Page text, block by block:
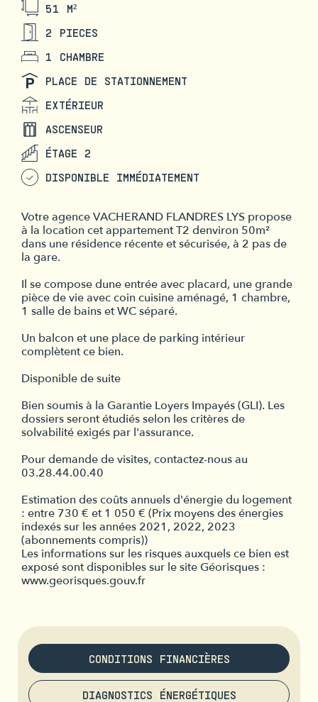
51 M²
2 PIECES
1 CHAMBRE
PLACE DE STATIONNEMENT
EXTÉRIEUR
ASCENSEUR
ÉTAGE 2
DISPONIBLE IMMÉDIATEMENT
Votre agence VACHERAND FLANDRES LYS propose
à la location cet appartement T2 denviron 50m²
dans une résidence récente et sécurisée, à 2 pas de
la gare.
Il se compose dune entrée avec placard, une grande
pièce de vie avec coin cuisine aménagé, 1 chambre,
1 salle de bains et WC séparé.
Un balcon et une place de parking intérieur
complètent ce bien.
Disponible de suite
Bien soumis à la Garantie Loyers Impayés (GLI). Les
dossiers seront étudiés selon les critères de
solvabilité exigés par l'assurance.
Pour demande de visites, contactez-nous au
03.28.44.00.40
Estimation des coûts annuels d'énergie du logement
: entre 730 € et 1 050 € (Prix moyens des énergies
indexés sur les années 2021, 2022, 2023
(abonnements compris))
Les informations sur les risques auxquels ce bien est
exposé sont disponibles sur le site Géorisques :
www.georisques.gouv.fr
CONDITIONS FINANCIÈRES
DIAGNOSTICS ÉNERGÉTIQUES